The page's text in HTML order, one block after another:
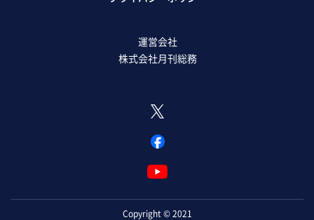
運営会社
株式会社月刊総務
Copyright © 2021